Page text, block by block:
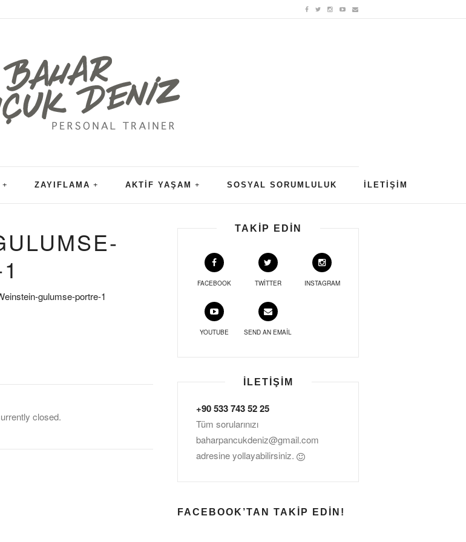
ZAYIFLAMA AKTIF YAŞAM SOSYAL SORUMLULUK İLETIŞIM
gulumse-portre-1
closed.
TAKIP EDIN
FACEBOOK TWITTER INSTAGRAM
YOUTUBE SEND AN EMAIL
İLETIŞIM
+90 533 743 52 25
Tüm sorularınızı
baharpancukdeniz@gmail.com
adresine yollayabilirsiniz.
FACEBOOK’TAN TAKIP EDIN!